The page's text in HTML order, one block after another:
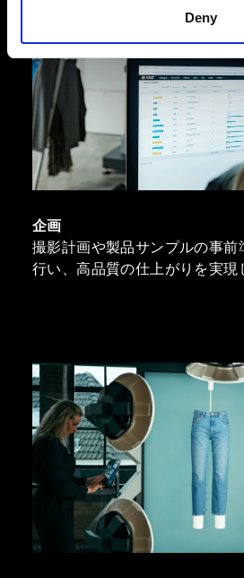
Deny
企画
撮影計画や製品サンプルの事前
行い、高品質の仕上がりを実現